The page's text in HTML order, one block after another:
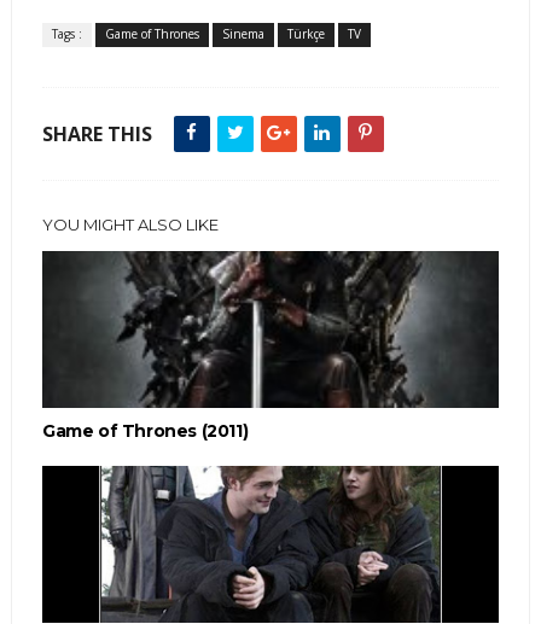
Tags : Game of Thrones Sinema Türkçe TV
SHARE THIS
YOU MIGHT ALSO LIKE
Game of Thrones (2011)